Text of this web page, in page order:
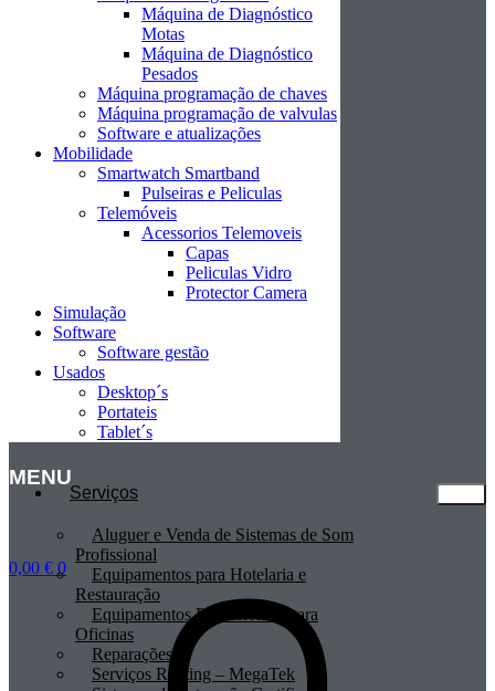
Máquina de Diagnóstico
Motas
Máquina de Diagnóstico
Pesados
Máquina programação de chaves
Máquina programação de valvulas
Software e atualizações
Mobilidade
Smartwatch Smartband
Pulseiras e Peliculas
Telemóveis
Acessorios Telemoveis
Capas
Peliculas Vidro
Protector Camera
Simulação
Software
Software gestão
Usados
Desktop´s
Portateis
Tablet´s
MENU
Serviços
Aluguer e Venda de Sistemas de Som
Profissional
Equipamentos para Hotelaria e
Restauração
Equipamentos Profissionais para
Oficinas
Reparações
Serviços Renting – MegaTek
0,00 € 0